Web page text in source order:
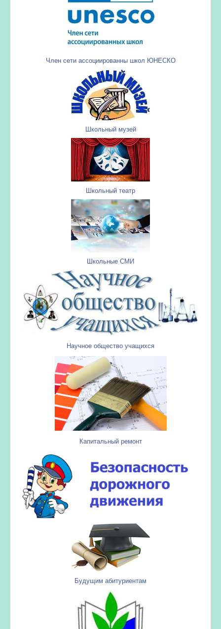
Член сети ассоциированны школ ЮНЕСКО
Школьный музей
Школьный театр
Школьные СМИ
Научное общество учащихся
Капитальный ремонт
Будущим абитуриентам